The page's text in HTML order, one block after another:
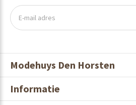
Modehuys Den Horsten
Informatie